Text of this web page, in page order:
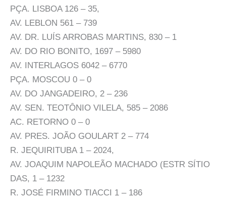
PÇA. LISBOA 126 – 35,
AV. LEBLON 561 – 739
AV. DR. LUÍS ARROBAS MARTINS, 830 – 1
AV. DO RIO BONITO, 1697 – 5980
AV. INTERLAGOS 6042 – 6770
PÇA. MOSCOU 0 – 0
AV. DO JANGADEIRO, 2 – 236
AV. SEN. TEOTÔNIO VILELA, 585 – 2086
AC. RETORNO 0 – 0
AV. PRES. JOÃO GOULART 2 – 774
R. JEQUIRITUBA 1 – 2024,
AV. JOAQUIM NAPOLEÃO MACHADO (ESTR SÍTIO
DAS, 1 – 1232
R. JOSÉ FIRMINO TIACCI 1 – 186